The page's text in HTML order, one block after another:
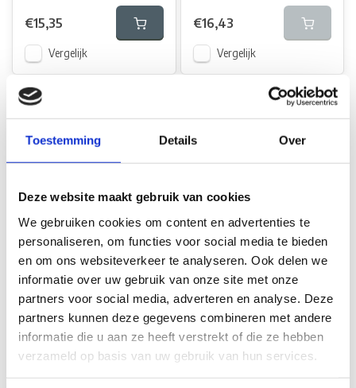
Toestemming Details Over
Deze website maakt gebruik van cookies
We gebruiken cookies om content en advertenties te
personaliseren, om functies voor social media te bieden
en om ons websiteverkeer te analyseren. Ook delen we
informatie over uw gebruik van onze site met onze
partners voor social media, adverteren en analyse. Deze
partners kunnen deze gegevens combineren met andere
informatie die u aan ze heeft verstrekt of die ze hebben
verzameld op basis van uw gebruik van hun services.
€15,35
Vergelijk
€16,43
Vergelijk
Smev Smev Afvoerplug
Recht 25mm Compleet
Niet op voorraad
€19,35
Vergelijk
Smev Smev
Thermokoppel 45cm +
Snelkoppeling
Op voorraad*
€40,85
Vergelijk